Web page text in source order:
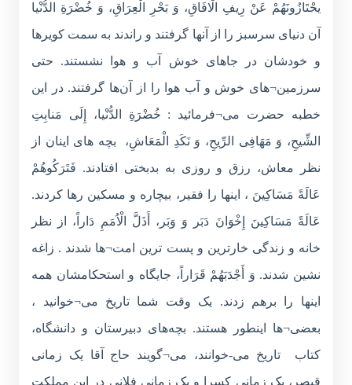
یحْتَازُونَهُمْ عَنْ رِیفِ الْافَاقِ، وَ بَحْرِ الْعِرَاقِ، وَ خُضْرَةِ الدُّنْیا
آن دنیای سرسبز را از آنها گرفتند و راندند به سمت کویرها
و خودشان در جاهای خوش آب و هوا نشستند. حتی
سرزمین¬های خوش و آب هوا را از آن‌ها گرفتند. در این
خطبه حضرت می¬فرمائید : خُضْرَةِ الدُّنْیا، إِلَی مَنابِتِ
الشِّیحِ، وَ مَهَافِی الرِّیحِ، وَ نَكَدِ الْمَعَاشِ، بچه های اینان از
نظر معاش، رزق و روزی به بدبختی افتادند. فَتَرَكُوهُمْ
عَالَةً مَسَاكِینَ ، اینها را فقیر، بیچاره و مسکین رها کردند.
عَالَةً مَسَاكِینَ إِخْوَانَ دَبَر وَ وَبَر، أَذَلَّ الْاُمَمِ دَاراً، از نظر
خانه و زندگی خارترین و پست ترین امت¬ها شدند . زاغه
نشین شدند. وَ أَجْدَبَهُمْ قَرَاراً، جایگاه و استحکامشان همه
اینها را برهم زدند. یک وقت شما تاریخ می¬خوانید ،
بعضی¬ها اینطور هستند. بچه‌های دبیرستان و دانشگاه،
کتاب تاریخ می-خوانند، می¬گویند حاج آقا یک زمانی
قیصر، یک زمانی کسرا و یک زمانی فلانی در این مملکت